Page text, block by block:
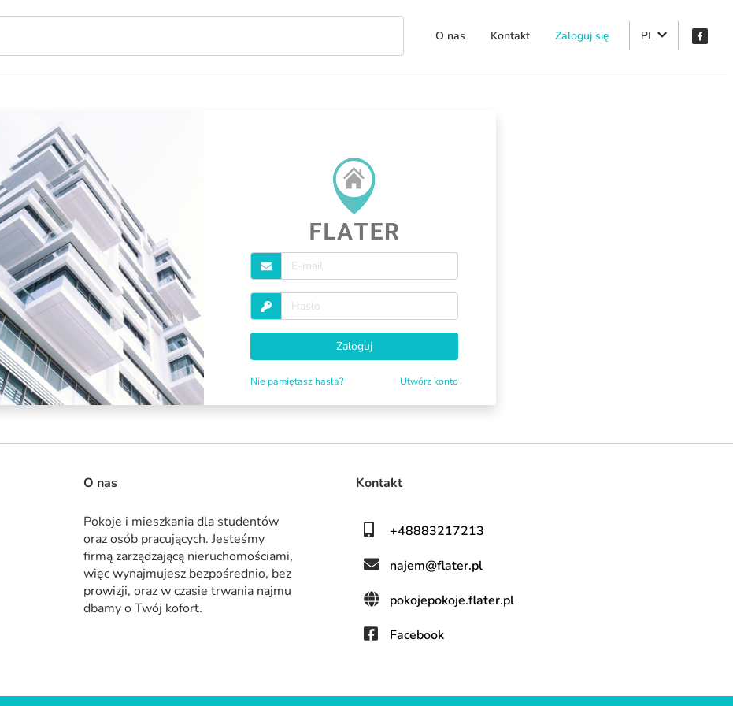
O nas Kontakt Zaloguj się PL
Zaloguj
Nie pamiętasz hasła? Utwórz konto
O nas
Pokoje i mieszkania dla studentów
oraz osób pracujących. Jesteśmy
firmą zarządzającą nieruchomościami,
więc wynajmujesz bezpośrednio, bez
prowizji, oraz w czasie trwania najmu
dbamy o Twój kofort.
Kontakt
+48883217213
najem@flater.pl
pokojepokoje.flater.pl
Facebook